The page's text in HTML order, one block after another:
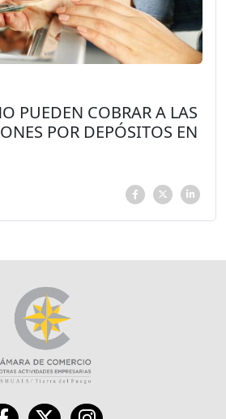
PUEDEN COBRAR A LAS
POR DEPÓSITOS EN